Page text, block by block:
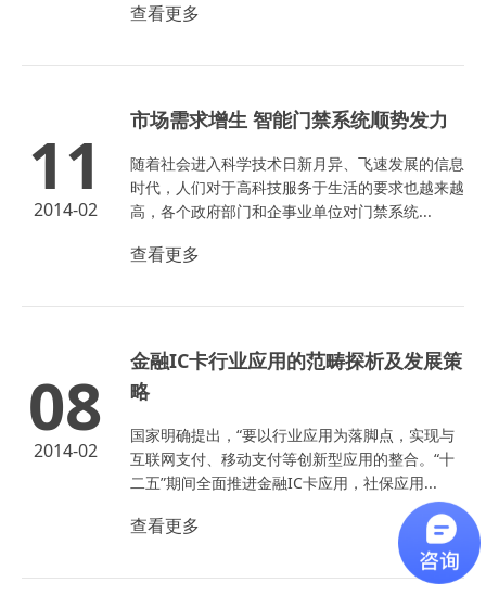
查看更多
11
2014-02
市场需求增生 智能门禁系统顺势发力
随着社会进入科学技术日新月异、飞速发展的信息
时代，人们对于高科技服务于生活的要求也越来越
高，各个政府部门和企事业单位对门禁系统...
查看更多
08
2014-02
金融IC卡行业应用的范畴探析及发展策
略
国家明确提出，“要以行业应用为落脚点，实现与
互联网支付、移动支付等创新型应用的整合。“十
二五”期间全面推进金融IC卡应用，社保应用...
查看更多